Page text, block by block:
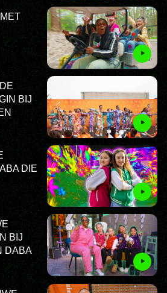
BIJ
DIE
BIJ
DABA